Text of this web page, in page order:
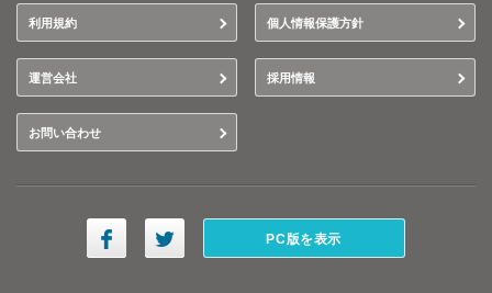
利用規約 個人情報保護方針
運営会社 採用情報
お問い合わせ
PC版を表示